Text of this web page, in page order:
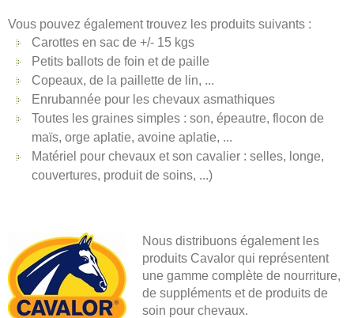
Vous pouvez également trouvez les produits suivants :
Carottes en sac de +/- 15 kgs
Petits ballots de foin et de paille
Copeaux, de la paillette de lin, ...
Enrubannée pour les chevaux asmathiques
Toutes les graines simples : son, épeautre, flocon de
maïs, orge aplatie, avoine aplatie, ...
Matériel pour chevaux et son cavalier : selles, longe,
couvertures, produit de soins, ...)
Nous distribuons également les
produits Cavalor qui représentent
une gamme complète de nourriture,
de suppléments et de produits de
soin pour chevaux.